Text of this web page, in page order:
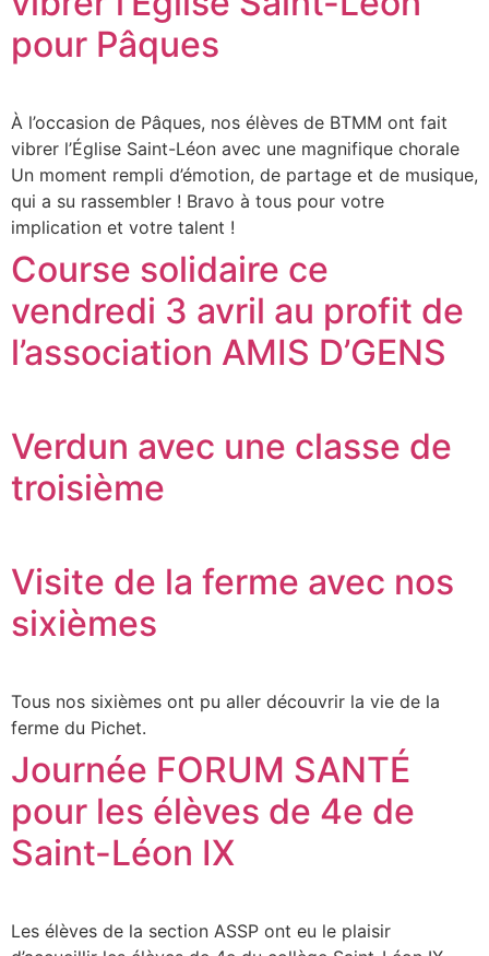
pour Pâques
À l’occasion de Pâques, nos élèves de BTMM ont fait
vibrer l’Église Saint-Léon avec une magnifique chorale
Un moment rempli d’émotion, de partage et de musique,
qui a su rassembler ! Bravo à tous pour votre
implication et votre talent !
Course solidaire ce
vendredi 3 avril au profit de
l’association AMIS D’GENS
Verdun avec une classe de
troisième
Visite de la ferme avec nos
sixièmes
Tous nos sixièmes ont pu aller découvrir la vie de la
ferme du Pichet.
Journée FORUM SANTÉ
pour les élèves de 4e de
Saint-Léon IX
Les élèves de la section ASSP ont eu le plaisir